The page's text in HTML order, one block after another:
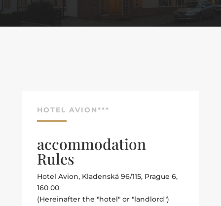
HOTEL AVION***
accommodation
Rules
Hotel Avion, Kladenská 96/115, Prague 6,
160 00
(Hereinafter the "hotel" or "landlord")